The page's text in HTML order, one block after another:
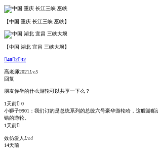
【中国 重庆 长江三峡 巫峡】
【中国 湖北 宜昌 三峡大坝】
40232
高老师2021Lv.5
回复
朋友你坐的什么游轮可以共享一下么？
1天前 0
小狮子9901： 我们订的是总统系列的总统六号豪华游轮哈，这艘游船
错的游轮。
1天前
效仿爱人Lv.4
14天前